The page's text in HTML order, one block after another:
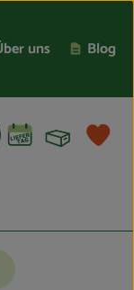
uns Blog